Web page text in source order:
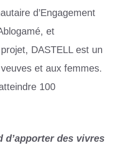
d’Engagement
et
DASTELL est un
et aux femmes.
100
d’apporter des vivres